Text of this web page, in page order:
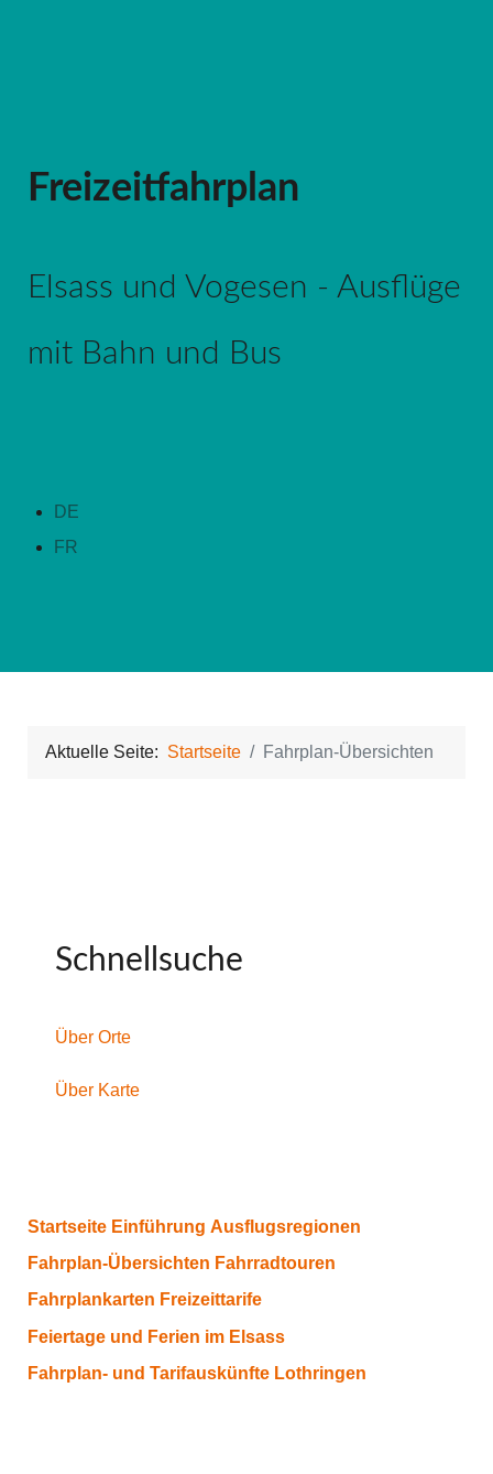
Freizeitfahrplan
Elsass und Vogesen - Ausflüge
mit Bahn und Bus
DE
FR
Aktuelle Seite: Startseite Fahrplan-Übersichten
Schnellsuche
Über Orte
Über Karte
Startseite Einführung Ausflugsregionen
Fahrplan-Übersichten Fahrradtouren
Fahrplankarten Freizeittarife
Feiertage und Ferien im Elsass
Fahrplan- und Tarifauskünfte Lothringen